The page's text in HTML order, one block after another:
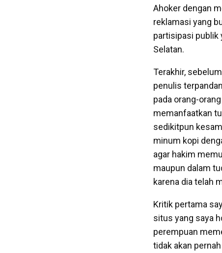
Ahoker dengan
reklamasi yang
partisipasi publik
Selatan.
Terakhir,
penulis
pada orang-
memanfaatkan
sedikitpun
minum kopi
agar hakim
maupun dalam
karena dia telah
Kritik pertama
situs yang saya
perempuan
tidak akan